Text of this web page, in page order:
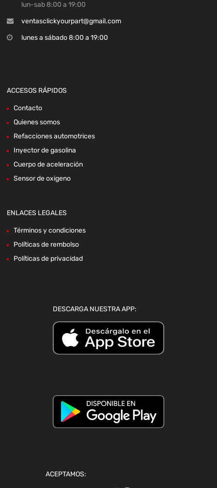
lun-sab 8:00 a 19:00
ventasclickyourpart@gmail.com
lunes a sábado 8:00 a 19:00
ACCESOS RÁPIDOS
Contacto
Quienes somos
Refacciones automotrices
Inyector de gasolina
Cuerpo de aceleración
Sensor de oxigeno
ENLACES LEGALES
Términos y condiciones
Políticas de rembolso
Políticas de privacidad
DESCARGA NUESTRA APP:
ACEPTAMOS: